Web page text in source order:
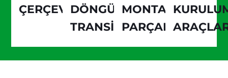
ÇERÇEVELER
DÖNGÜ
TRANSİT
MONTAJ
PARÇALARI